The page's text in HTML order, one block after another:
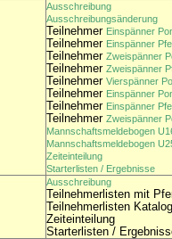
Ausschreibung
Ausschreibungsänderung
Teilnehmer Einspänner
Teilnehmer Einspänner
Teilnehmer Zweispänner
Teilnehmer Zweispänner
Teilnehmer Vierspänner
Teilnehmer Einspänner
Teilnehmer Einspänner
Teilnehmer Zweispänner
Mannschaftsmeldebogen
Mannschaftsmeldebogen
Zeiteinteilung
Starterlisten / Ergebnisse
Ausschreibung
Teilnehmerlisten mit
Teilnehmerlisten
Zeiteinteilung
Starterlisten /